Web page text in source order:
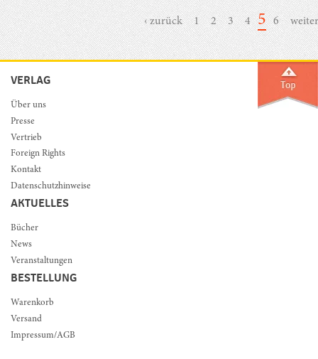
‹ zurück 1 2 3 4 5 6
VERLAG
Über uns
Presse
Vertrieb
Foreign Rights
Kontakt
Datenschutzhinweise
AKTUELLES
Bücher
News
Veranstaltungen
BESTELLUNG
Warenkorb
Versand
Impressum/AGB